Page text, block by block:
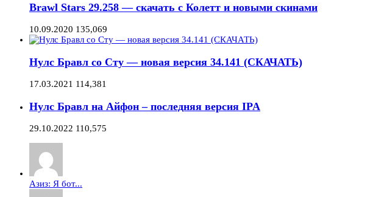
Brawl Stars 29.258 — скачать с Колетт и новыми скинами
10.09.2020 135,069
Нулс Бравл со Сту — новая версия 34.141 (СКАЧАТЬ)
17.03.2021 114,381
Нулс Бравл на Айфон – последняя версия IPA
29.10.2022 110,575
Азиз: Я бот...